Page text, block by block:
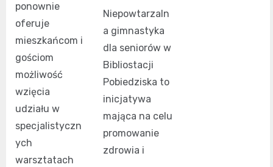
ponownie
oferuje
mieszkańcom i
gościom
możliwość
wzięcia
udziału w
specjalistyczn
ych
warsztatach
Niepowtarzaln
a gimnastyka
dla seniorów w
Bibliostacji
Pobiedziska to
inicjatywa
mająca na celu
promowanie
zdrowia i